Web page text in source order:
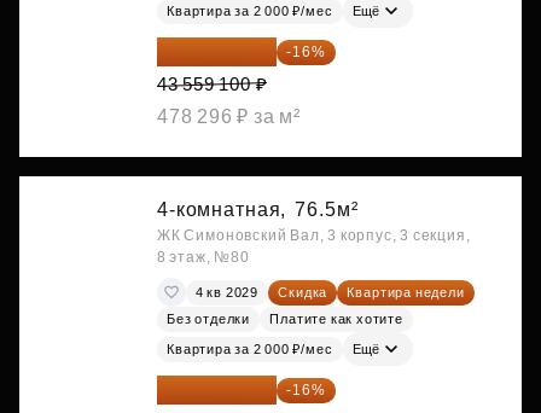
Квартира за 2 000 ₽/мес Ещё
36 589 644 ₽ -16%
43 559 100 ₽
478 296 ₽ за м²
4-комнатная, 76.5м²
ЖК Симоновский Вал, 3 корпус, 3 секция,
8 этаж, №80
4 кв 2029 Скидка
Квартира недели
Без отделки
Платите как хотите
Квартира за 2 000 ₽/мес Ещё
36 975 204 ₽ -16%